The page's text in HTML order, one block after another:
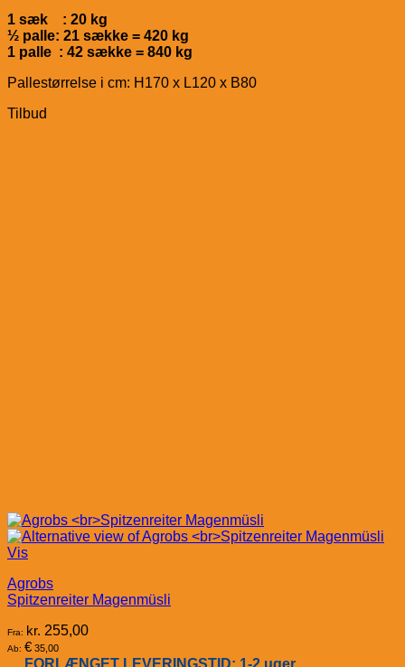
1 sæk : 20 kg
½ palle: 21 sække = 420 kg
1 palle : 42 sække = 840 kg
Pallestørrelse i cm: H170 x L120 x B80
Tilbud
Vis
Agrobs
Spitzenreiter Magenmüsli
Fra: kr. 255,00
Ab: € 35,00